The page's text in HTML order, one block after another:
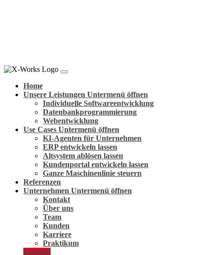
Home
Unsere Leistungen Untermenü öffnen
Individuelle Softwareentwicklung
Datenbankprogrammierung
Webentwicklung
Use Cases Untermenü öffnen
KI-Agenten für Unternehmen
ERP entwickeln lassen
Altsystem ablösen lassen
Kundenportal entwickeln lassen
Ganze Maschinenlinie steuern
Referenzen
Unternehmen Untermenü öffnen
Kontakt
Über uns
Team
Kunden
Karriere
Praktikum
Kontakt